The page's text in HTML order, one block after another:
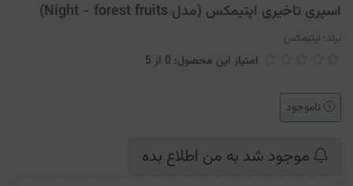
اسپری تاخیری اپتیمکس (مدل Night - forest fruits)
برند: اپتیمکس
امتیاز این محصول: 0 از 5
ناموجود
موجود شد به من اطلاع بده